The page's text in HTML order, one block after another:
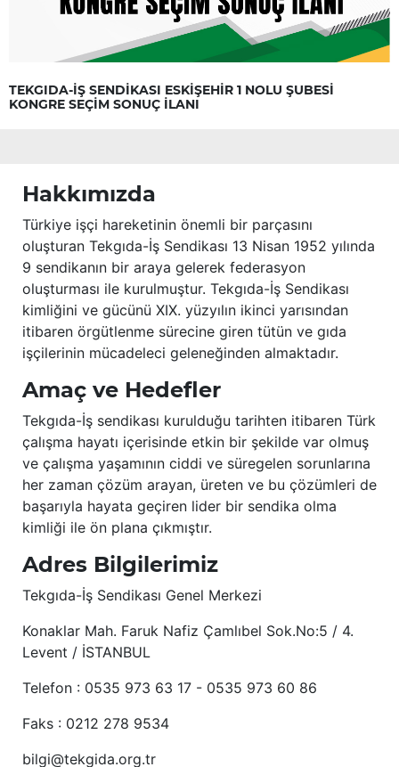
TEKGIDA-İŞ SENDİKASI ESKİŞEHİR 1 NOLU ŞUBESİ
KONGRE SEÇİM SONUÇ İLANI
Hakkımızda
Türkiye işçi hareketinin önemli bir parçasını
oluşturan Tekgıda-İş Sendikası 13 Nisan 1952 yılında
9 sendikanın bir araya gelerek federasyon
oluşturması ile kurulmuştur. Tekgıda-İş Sendikası
kimliğini ve gücünü XIX. yüzyılın ikinci yarısından
itibaren örgütlenme sürecine giren tütün ve gıda
işçilerinin mücadeleci geleneğinden almaktadır.
Amaç ve Hedefler
Tekgıda-İş sendikası kurulduğu tarihten itibaren Türk
çalışma hayatı içerisinde etkin bir şekilde var olmuş
ve çalışma yaşamının ciddi ve süregelen sorunlarına
her zaman çözüm arayan, üreten ve bu çözümleri de
başarıyla hayata geçiren lider bir sendika olma
kimliği ile ön plana çıkmıştır.
Adres Bilgilerimiz
Tekgıda-İş Sendikası Genel Merkezi
Konaklar Mah. Faruk Nafiz Çamlıbel Sok.No:5 / 4.
Levent / İSTANBUL
Telefon : 0535 973 63 17 - 0535 973 60 86
Faks : 0212 278 9534
bilgi@tekgida.org.tr